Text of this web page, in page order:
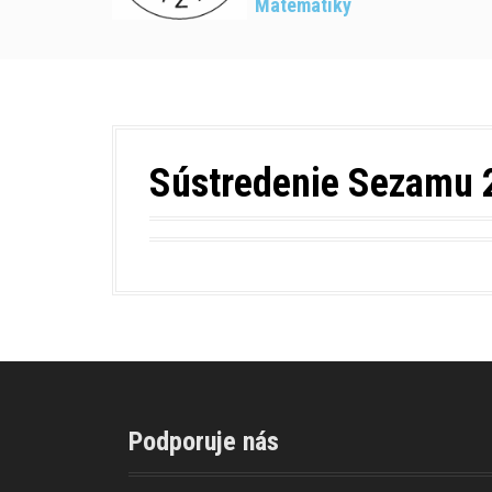
Matematiky
Sústredenie Sezamu
Podporuje nás